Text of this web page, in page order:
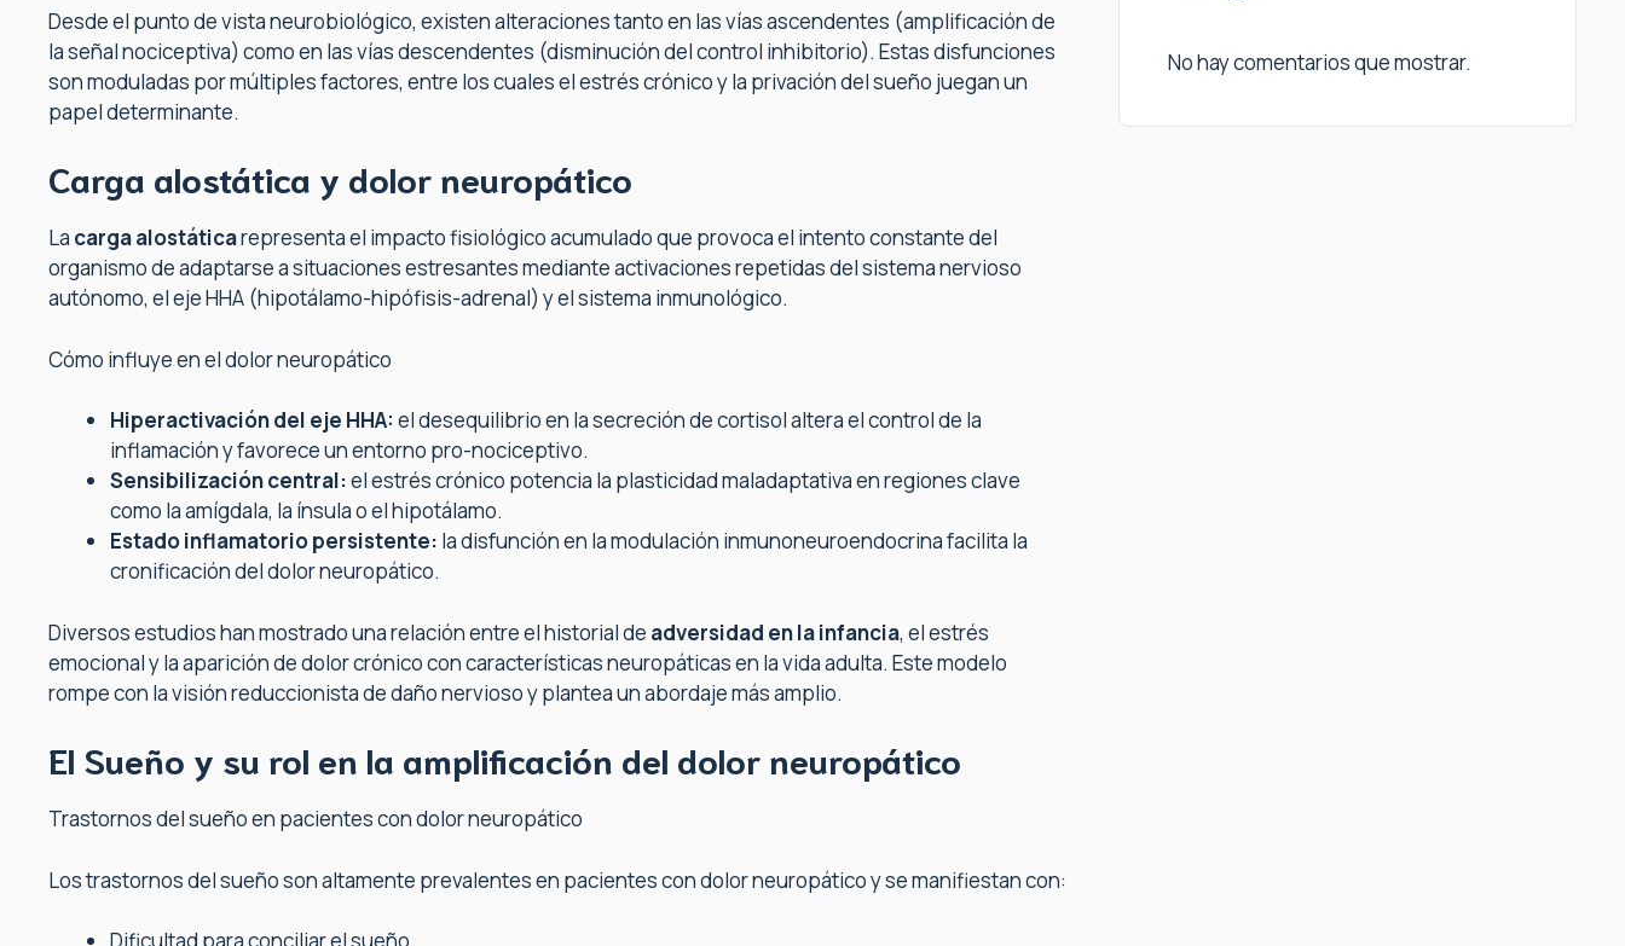
Desde el punto de vista neurobiológico, existen alteraciones tanto en las vías ascendentes (amplificación de
la señal nociceptiva) como en las vías descendentes (disminución del control inhibitorio). Estas disfunciones
son moduladas por múltiples factores, entre los cuales el estrés crónico y la privación del sueño juegan un
papel determinante.
Carga alostática y dolor neuropático
La carga alostáticarepresenta el impacto fisiológico acumulado que provoca el intento constante del
organismo de adaptarse a situaciones estresantes mediante activaciones repetidas del sistema nervioso
autónomo, el eje HHA (hipotálamo-hipófisis-adrenal) y el sistema inmunológico.
Cómo influye en el dolor neuropático
Hiperactivación del eje HHA: el desequilibrio en la secreción de cortisol altera el control de la
inflamación y favorece un entorno pro-nociceptivo.
Sensibilización central:el estrés crónico potencia la plasticidad maladaptativa en regiones clave
como la amígdala, la ínsula o el hipotálamo.
Estado inflamatorio persistente: la disfunción en la modulación inmunoneuroendocrina facilita la
cronificación del dolor neuropático.
Diversos estudios han mostrado una relación entre el historial de adversidad en la infancia, el estrés
emocional y la aparición de dolor crónico con características neuropáticas en la vida adulta. Este modelo
rompe con la visión reduccionista de daño nervioso y plantea un abordaje más amplio.
El Sueño y su rol en la amplificación del dolor neuropático
Trastornos del sueño en pacientes con dolor neuropático
Los trastornos del sueño son altamente prevalentes en pacientes con dolor neuropático y se manifiestan con:
No hay comentarios que mostrar.